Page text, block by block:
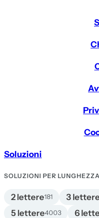
Soluzioni
SOLUZIONI PER
2 lettere181 3
5 lettere4003 6